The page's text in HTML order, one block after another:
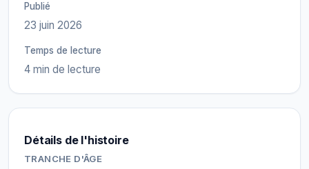
Publié
23 juin 2026
Temps de lecture
4 min de lecture
Détails de l'histoire
TRANCHE D'ÂGE